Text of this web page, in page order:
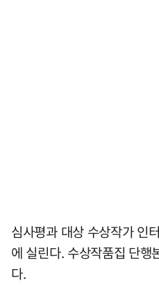
심사평과 대상 수상작가 인
에 실린다. 수상작품집 단행
다.